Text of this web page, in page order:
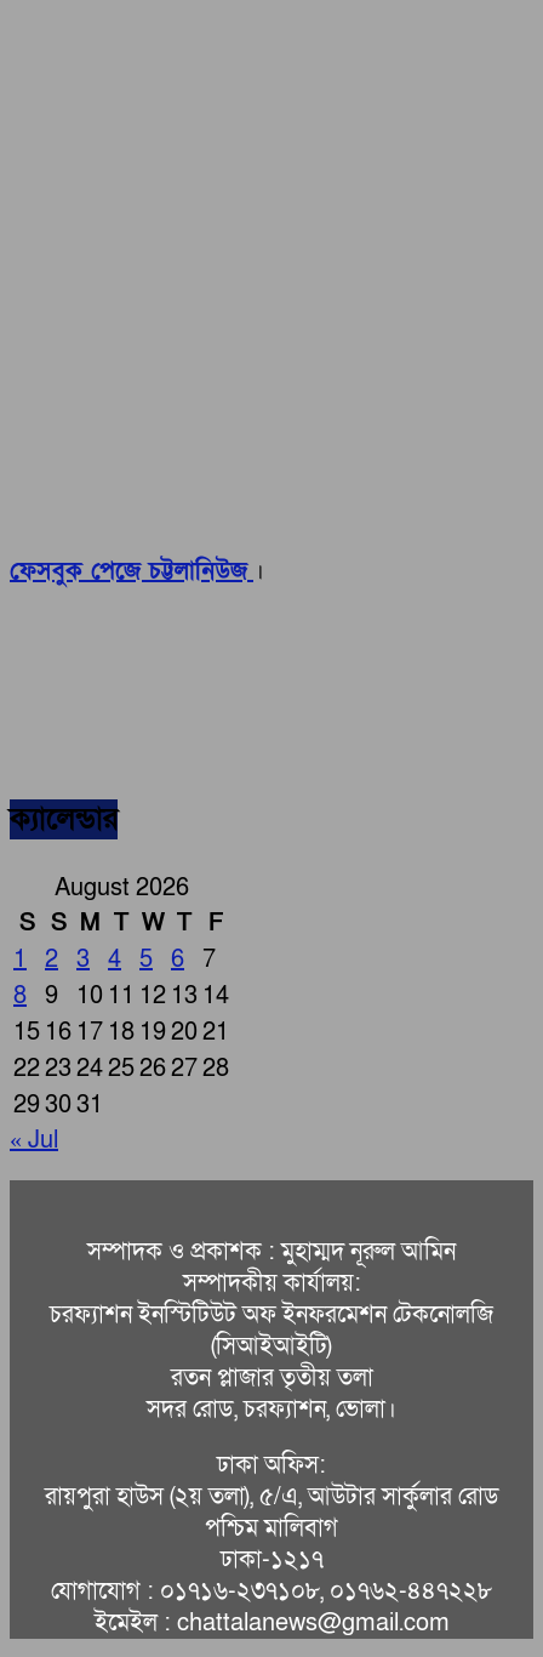
ফেসবুক পেজে চট্টলানিউজ ।
ক্যালেন্ডার
August 2026
S S M T W T F
1
2 3 4 5 6
7
8 9 10 11 12 13 14
15 16 17 18 192021
22232425262728
293031
« Jul
সম্পাদক ও প্রকাশক : মুহাম্মদ নূরুল আমিন
সম্পাদকীয় কার্যালয়:
চরফ্যাশন ইনস্টিটিউট অফ ইনফরমেশন টেকনোলজি
(সিআইআইটি)
রতন প্লাজার তৃতীয় তলা
সদর রোড, চরফ্যাশন, ভোলা।
ঢাকা অফিস:
রায়পুরা হাউস (২য় তলা), ৫/এ, আউটার সার্কুলার রোড
পশ্চিম মালিবাগ
ঢাকা-১২১৭
যোগাযোগ : ০১৭১৬-২৩৭১০৮, ০১৭৬২-৪৪৭২২৮
ইমেইল : chattalanews@gmail.com